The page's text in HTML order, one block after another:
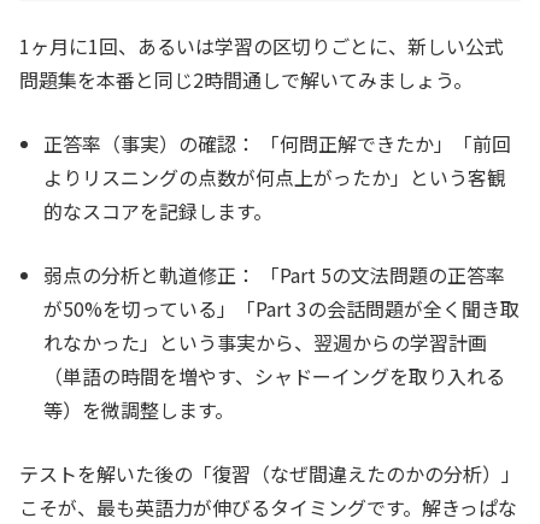
1ヶ月に1回、あるいは学習の区切りごとに、新しい公式
問題集を本番と同じ2時間通しで解いてみましょう。
正答率（事実）の確認：
「何問正解できたか」「前回
よりリスニングの点数が何点上がったか」という客観
的なスコアを記録します。
弱点の分析と軌道修正：
「Part 5の文法問題の正答率
が50%を切っている」「Part 3の会話問題が全く聞き取
れなかった」という事実から、翌週からの学習計画
（単語の時間を増やす、シャドーイングを取り入れる
等）を微調整します。
テストを解いた後の「復習（なぜ間違えたのかの分析）」
こそが、最も英語力が伸びるタイミングです。解きっぱな